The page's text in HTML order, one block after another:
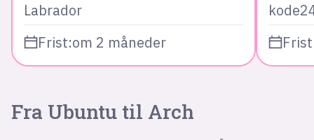
Labrador
Frist:om 2 måneder
Fra Ubuntu til Arch